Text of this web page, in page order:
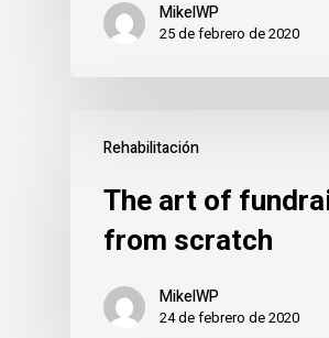
MikelWP
25 de febrero de 2020
Rehabilitación
The art of
from scratch
MikelWP
24 de febrero de 2020